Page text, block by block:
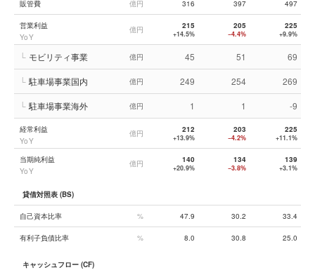
販管費 億円 316 397 497
営業利益
YoY
億円 215
+14.5%
205
−4.4%
225
+9.9%
└ モビリティ事業 億円 45 51 69
└ 駐車場事業国内 億円 249 254 269
└ 駐車場事業海外 億円 1 1 -9
経常利益
YoY
億円 212
+13.9%
203
−4.2%
225
+11.1%
当期純利益
YoY
億円 140
+20.9%
134
−3.8%
139
+3.1%
貸借対照表 (BS)
自己資本比率 % 47.9 30.2 33.4
有利子負債比率 % 8.0 30.8 25.0
キャッシュフロー (CF)